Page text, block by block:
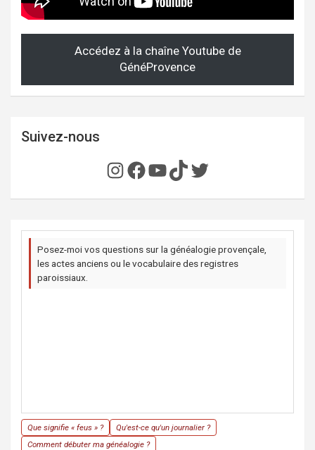
Accédez à la chaîne Youtube de
GénéProvence
Suivez-nous
Instagram
Facebook
YouTube
TikTok
Twitter
Posez-moi vos questions sur la généalogie provençale,
les actes anciens ou le vocabulaire des registres
paroissiaux.
Que signifie « feus » ?
Qu'est-ce qu'un journalier ?
Comment débuter ma généalogie ?